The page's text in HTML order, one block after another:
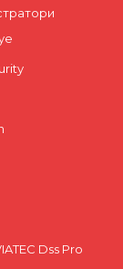
Dss Pro